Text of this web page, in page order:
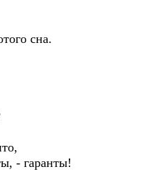
сна.
- гаранты!